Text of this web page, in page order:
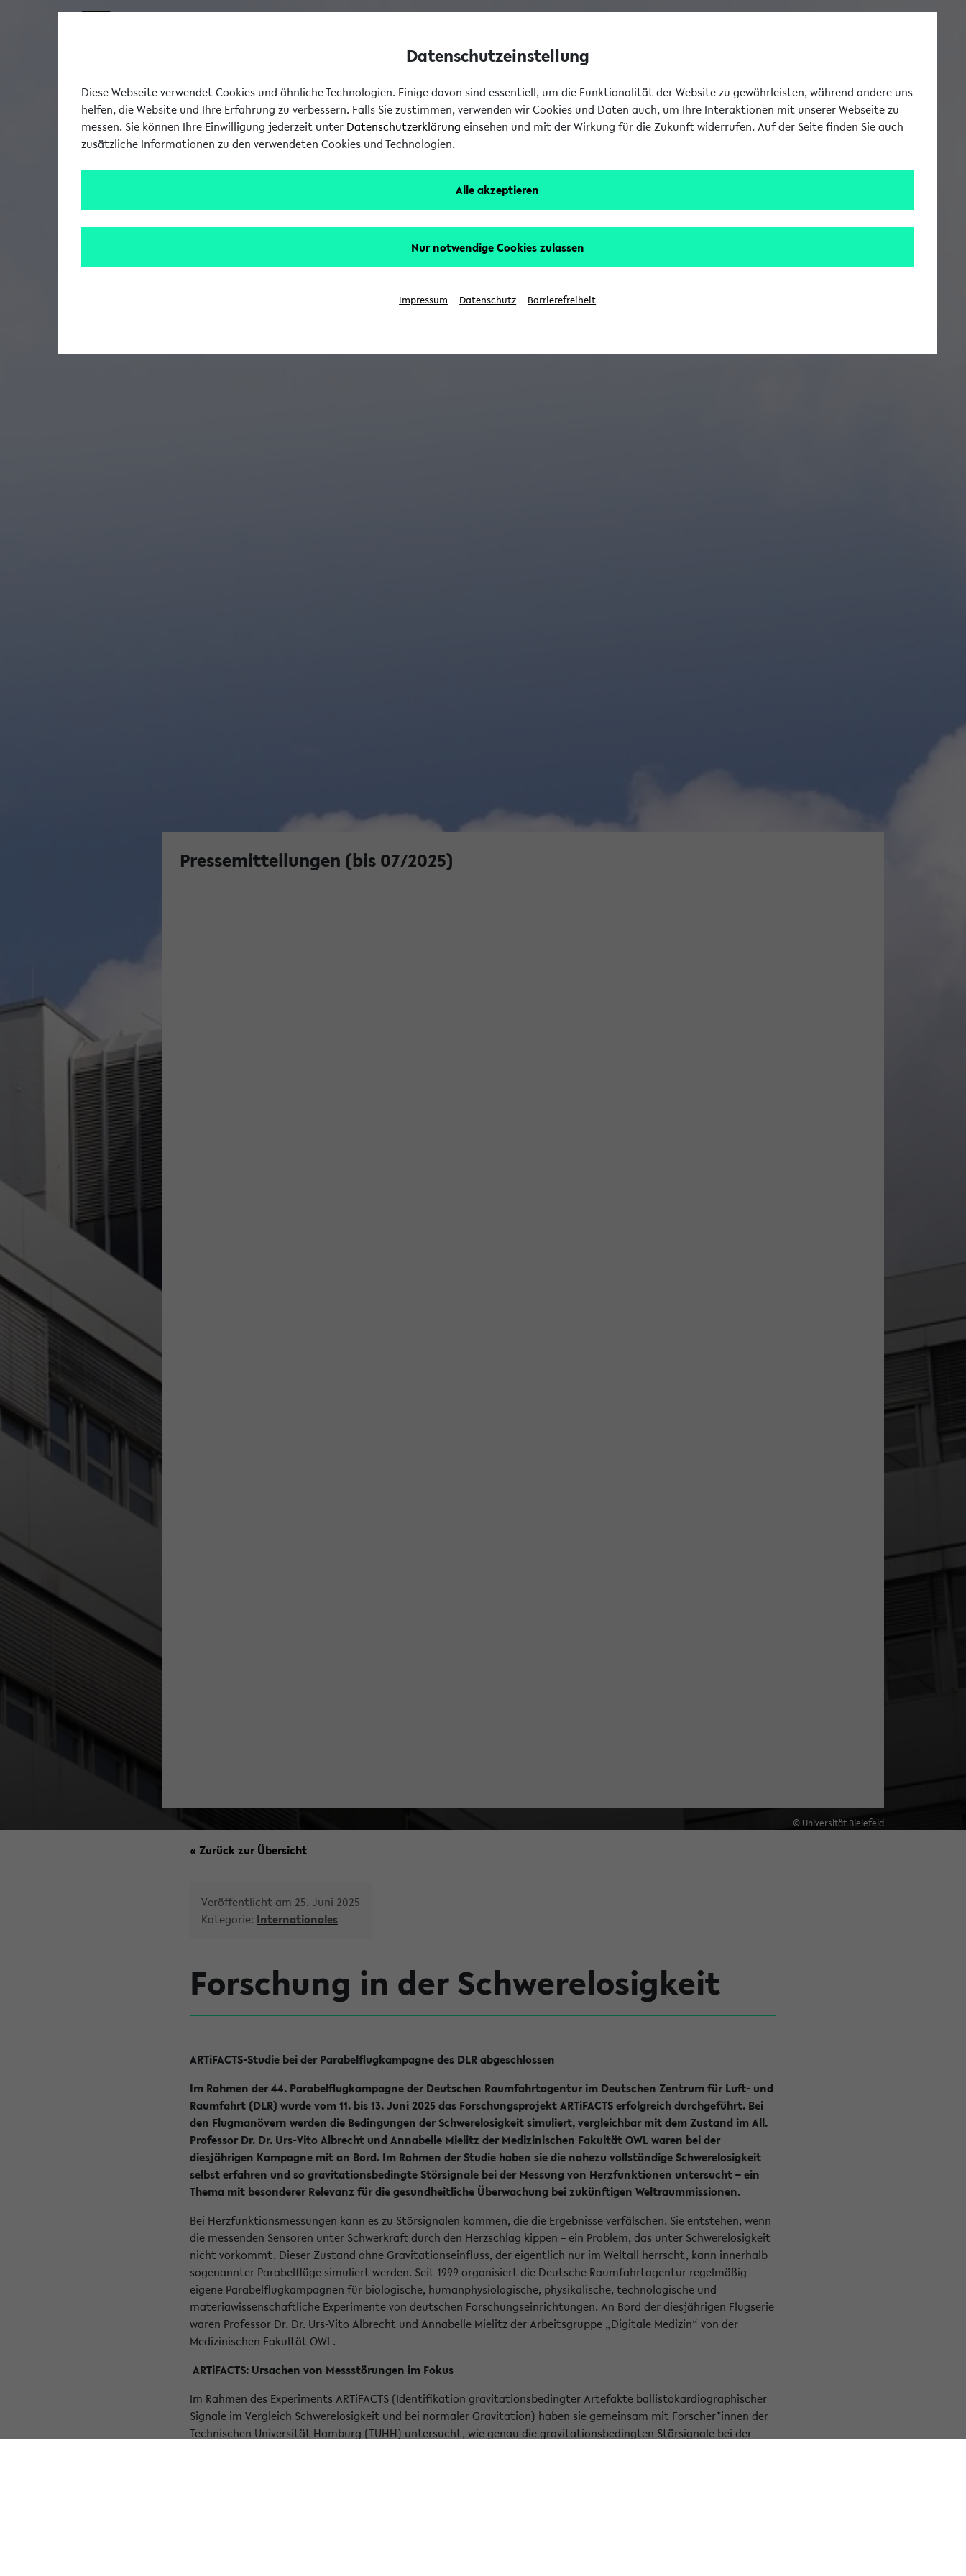
© Universität Bielefeld
Pressemitteilungen (bis 07/2025)
« Zurück zur Übersicht
Veröffentlicht am 25. Juni 2025
Kategorie: Internationales
Forschung in der Schwerelosigkeit
ARTiFACTS-Studie bei der Parabelflugkampagne des DLR abgeschlossen
Im Rahmen der 44. Parabelflugkampagne der Deutschen Raumfahrtagentur im Deutschen Zentrum für Luft- und
Raumfahrt (DLR) wurde vom 11. bis 13. Juni 2025 das Forschungsprojekt ARTiFACTS erfolgreich durchgeführt. Bei
den Flugmanövern werden die Bedingungen der Schwerelosigkeit simuliert, vergleichbar mit dem Zustand im All.
Professor Dr. Dr. Urs-Vito Albrecht und Annabelle Mielitz der Medizinischen Fakultät OWL waren bei der
diesjährigen Kampagne mit an Bord. Im Rahmen der Studie haben sie die nahezu vollständige Schwerelosigkeit
selbst erfahren und so gravitationsbedingte Störsignale bei der Messung von Herzfunktionen untersucht – ein
Thema mit besonderer Relevanz für die gesundheitliche Überwachung bei zukünftigen Weltraummissionen.
Bei Herzfunktionsmessungen kann es zu Störsignalen kommen, die die Ergebnisse verfälschen. Sie entstehen, wenn
die messenden Sensoren unter Schwerkraft durch den Herzschlag kippen – ein Problem, das unter Schwerelosigkeit
nicht vorkommt. Dieser Zustand ohne Gravitationseinfluss, der eigentlich nur im Weltall herrscht, kann innerhalb
sogenannter Parabelflüge simuliert werden. Seit 1999 organisiert die Deutsche Raumfahrtagentur regelmäßig
eigene Parabelflugkampagnen für biologische, humanphysiologische, physikalische, technologische und
materiawissenschaftliche Experimente von deutschen Forschungseinrichtungen. An Bord der diesjährigen Flugserie
waren Professor Dr. Dr. Urs-Vito Albrecht und Annabelle Mielitz der Arbeitsgruppe „Digitale Medizin“ von der
Medizinischen Fakultät OWL.
ARTiFACTS: Ursachen von Messstörungen im Fokus
Im Rahmen des Experiments ARTiFACTS (Identifikation gravitationsbedingter Artefakte ballistokardiographischer
Signale im Vergleich Schwerelosigkeit und bei normaler Gravitation) haben sie gemeinsam mit Forscher*innen der
Technischen Universität Hamburg (TUHH) untersucht, wie genau die gravitationsbedingten Störsignale bei der
Datenschutzeinstellung
Diese Webseite verwendet Cookies und ähnliche Technologien. Einige davon sind essentiell, um die Funktionalität der Website zu gewährleisten, während andere uns
helfen, die Website und Ihre Erfahrung zu verbessern. Falls Sie zustimmen, verwenden wir Cookies und Daten auch, um Ihre Interaktionen mit unserer Webseite zu
messen. Sie können Ihre Einwilligung jederzeit unter Datenschutzerklärung einsehen und mit der Wirkung für die Zukunft widerrufen. Auf der Seite finden Sie auch
zusätzliche Informationen zu den verwendeten Cookies und Technologien.
Alle akzeptieren
Nur notwendige Cookies zulassen
Impressum Datenschutz Barrierefreiheit